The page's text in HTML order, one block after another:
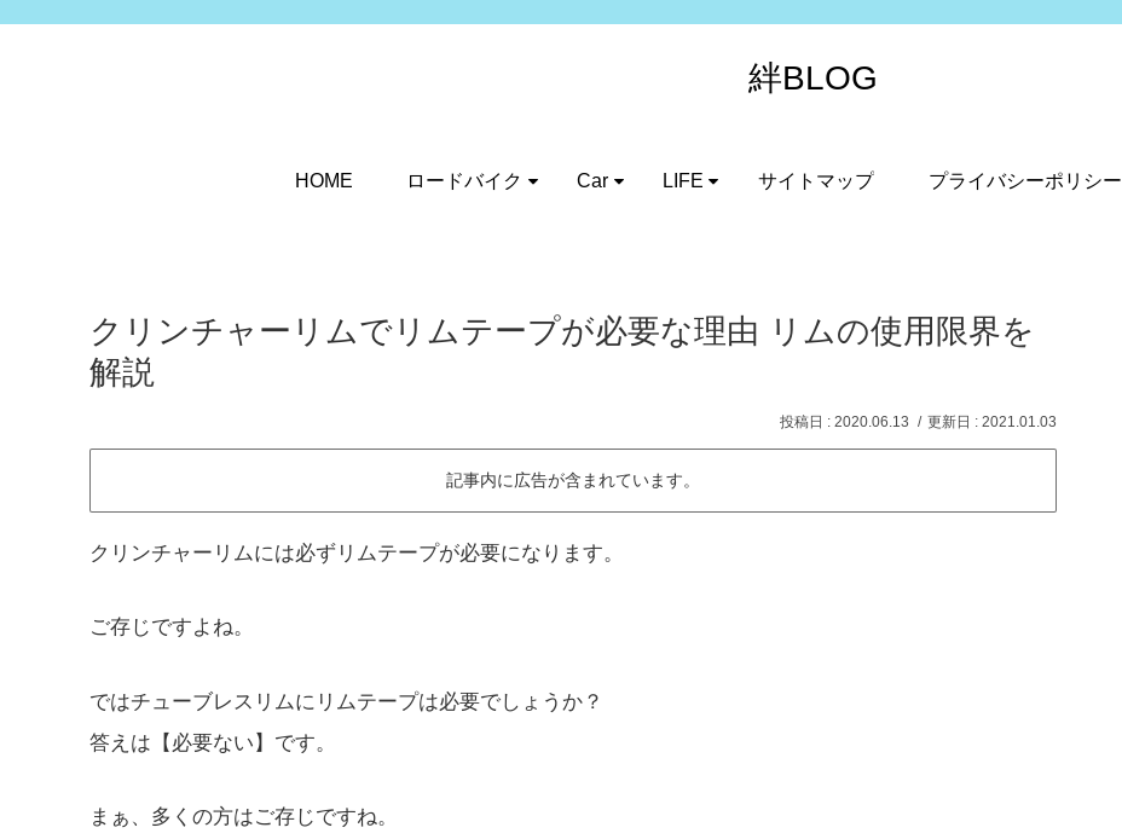
絆BLOG
HOME ロードバイク Car LIFE サイトマップ プライバシーポリシー
クリンチャーリムでリムテープが必要な理由 リムの使用限界を
解説
2020.06.13 2021.01.03
記事内に広告が含まれています。
クリンチャーリムには必ずリムテープが必要になります。
ご存じですよね。
ではチューブレスリムにリムテープは必要でしょうか？
答えは【必要ない】です。
まぁ、多くの方はご存じですね。